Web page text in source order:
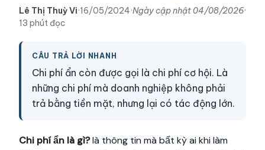
Lê Thị Thuỳ Vi·16/05/2024·Ngày cập nhật04/08/2026·
13 phút đọc
CÂU TRẢ LỜI NHANH
Chi phí ẩn còn được gọi là chi phí cơ hội. Là
những chi phí mà doanh nghiệp không phải
trả bằng tiền mặt, nhưng lại có tác động lớn.
Chi phí ẩn là gì?là thông tin mà bất kỳ ai khi làm